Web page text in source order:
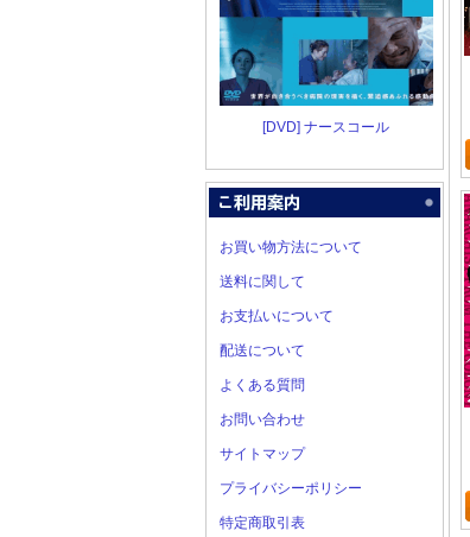
[DVD] ナースコール
お買い物方法について
送料に関して
お支払いについて
配送について
よくある質問
お問い合わせ
サイトマップ
プライバシーポリシー
特定商取引表